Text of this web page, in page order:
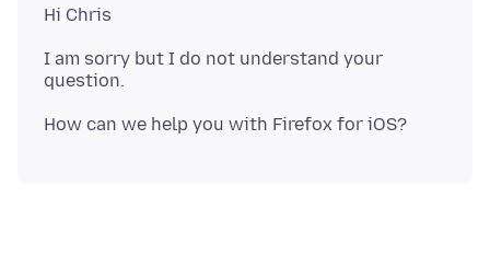
I am sorry but I do not understand your